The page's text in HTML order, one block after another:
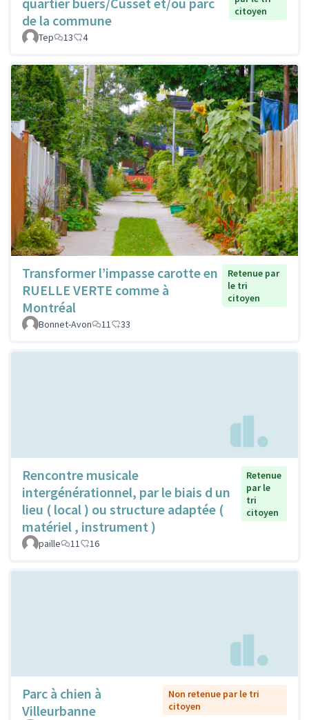
de la commune
citoyen
Tep 13 4
Transformer l’impasse carotte en
RUELLE VERTE comme à
Montréal
Retenue par
le tri
citoyen
Bonnet-Avon 11 33
Rencontre musicale
intergénérationnel, par le biais d un
lieu ( local ) ou structure adaptée (
matériel , instrument )
Retenue
par le
tri
citoyen
paille 11 16
Parc à chien à
Villeurbanne
Non retenue par le tri
citoyen